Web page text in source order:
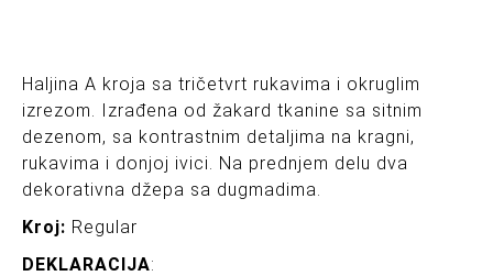
Haljina A kroja sa tričetvrt rukavima i okruglim
izrezom. Izrađena od žakard tkanine sa sitnim
dezenom, sa kontrastnim detaljima na kragni,
rukavima i donjoj ivici. Na prednjem delu dva
dekorativna džepa sa dugmadima.
Kroj: Regular
DEKLARACIJA: